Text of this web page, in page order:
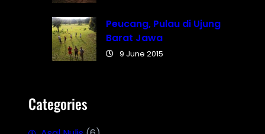
Peucang, Pulau di Ujung
Barat Jawa
9 June 2015
Categories